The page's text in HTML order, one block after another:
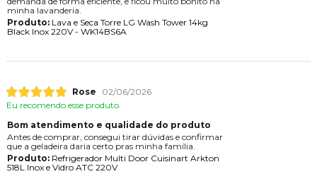
minha lavanderia.
Produto:Lava e Seca Torre LG Wash Tower 14kg
Black Inox 220V - WK14BS6A
Rose
02/06/2026
Eu recomendo esse produto.
Bom atendimento e qualidade do produto
Antes de comprar, consegui tirar dúvidas e confirmar
que a geladeira daria certo pras minha família.
Produto:Refrigerador Multi Door Cuisinart Arkton
518L Inox e Vidro ATC 220V